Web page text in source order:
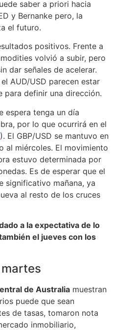
saber a priori hacia
y Bernanke pero, la
el futuro.
positivos. Frente a
volvió a subir, pero
dar señales de acelerar.
AUD/USD parecen estar
para definir una dirección.
espera tenga un día
por lo que ocurrirá en el
). El GBP/USD se mantuvo en
al miércoles. El movimiento
estuvo determinada por
Es de esperar que el
significativo mañana, ya
al resto de los cruces
a la expectativa de lo
el jueves con los
de Australia muestran
puede que sean
de tasas, tomaron nota
inmobiliario,